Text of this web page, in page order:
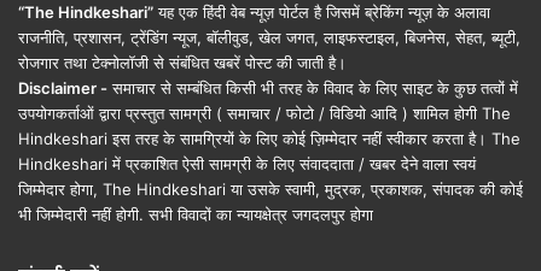
“The Hindkeshari”यह एक हिंदी वेब न्यूज़ पोर्टल है जिसमें ब्रेकिंग न्यूज़ के अलावा
राजनीति, प्रशासन, ट्रेंडिंग न्यूज, बॉलीवुड, खेल जगत, लाइफस्टाइल, बिजनेस, सेहत, ब्यूटी,
रोजगार तथा टेक्नोलॉजी से संबंधित खबरें पोस्ट की जाती है।
Disclaimer - समाचार से सम्बंधित किसी भी तरह के विवाद के लिए साइट के कुछ तत्वों में
उपयोगकर्ताओं द्वारा प्रस्तुत सामग्री ( समाचार / फोटो / विडियो आदि ) शामिल होगी The
Hindkeshari इस तरह के सामग्रियों के लिए कोई ज़िम्मेदार नहीं स्वीकार करता है। The
Hindkeshari में प्रकाशित ऐसी सामग्री के लिए संवाददाता / खबर देने वाला स्वयं
जिम्मेदार होगा, The Hindkeshari या उसके स्वामी, मुद्रक, प्रकाशक, संपादक की कोई
भी जिम्मेदारी नहीं होगी. सभी विवादों का न्यायक्षेत्र जगदलपुर होगा